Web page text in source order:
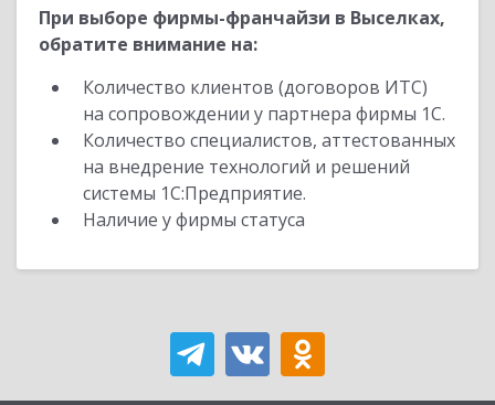
При выборе фирмы-франчайзи в Выселках,
обратите внимание на:
Количество клиентов (договоров ИТС)
на сопровождении у партнера фирмы 1С.
Количество специалистов, аттестованных
на внедрение технологий и решений
системы 1С:Предприятие.
Наличие у фирмы статуса